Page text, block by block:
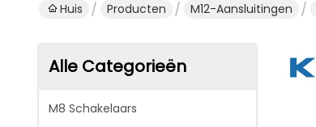
Huis Producten M12-Aansluitingen
Alle Categorieën
M8 Schakelaars